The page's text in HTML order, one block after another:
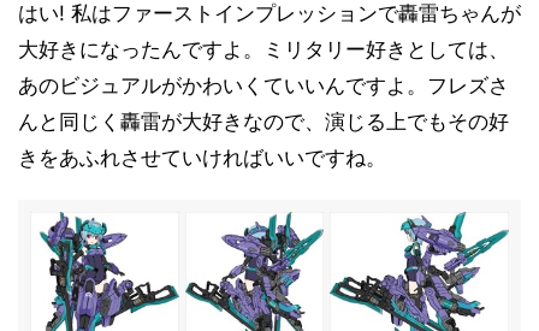
はい! 私はファーストインプレッションで轟雷ちゃんが
大好きになったんですよ。ミリタリー好きとしては、
あのビジュアルがかわいくていいんですよ。フレズさ
んと同じく轟雷が大好きなので、演じる上でもその好
きをあふれさせていければいいですね。